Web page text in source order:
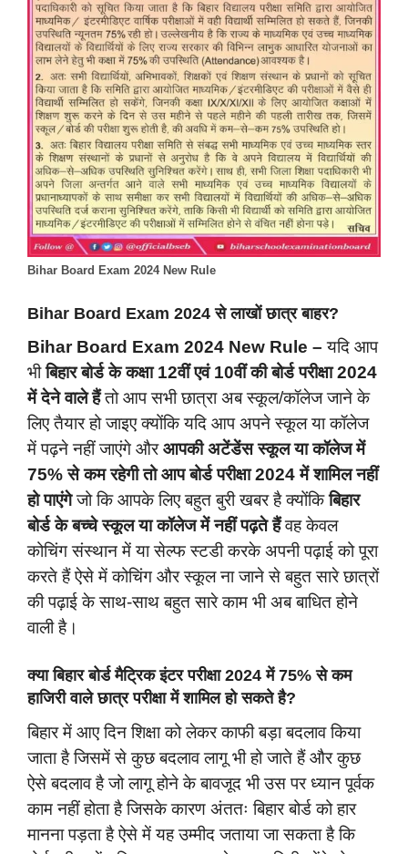
Bihar Board Exam 2024 New Rule
Bihar Board Exam 2024 से लाखों छात्र बाहर?
Bihar Board Exam 2024 New Rule – यदि आप
भीबिहार बोर्ड के कक्षा 12वीं एवं 10वीं की बोर्ड परीक्षा 2024
में देने वाले हैंतो आप सभी छात्रा अब स्कूल/कॉलेज जाने के
लिए तैयार हो जाइए क्योंकि यदि आप अपने स्कूल या कॉलेज
में पढ़ने नहीं जाएंगे औरआपकी अटेंडेंस स्कूल या कॉलेज में
75% से कम रहेगी तो आप बोर्ड परीक्षा 2024 में शामिल नहीं
हो पाएंगेजो कि आपके लिए बहुत बुरी खबर है क्योंकिबिहार
बोर्ड के बच्चे स्कूल या कॉलेज में नहीं पढ़ते हैंवह केवल
कोचिंग संस्थान में या सेल्फ स्टडी करके अपनी पढ़ाई को पूरा
करते हैं ऐसे में कोचिंग और स्कूल ना जाने से बहुत सारे छात्रों
की पढ़ाई के साथ-साथ बहुत सारे काम भी अब बाधित होने
वाली है।
क्या बिहार बोर्ड मैट्रिक इंटर परीक्षा 2024 में 75% से कम
हाजिरी वाले छात्र परीक्षा में शामिल हो सकते है?
बिहार में आए दिन शिक्षा को लेकर काफी बड़ा बदलाव किया
जाता है जिसमें से कुछ बदलाव लागू भी हो जाते हैं और कुछ
ऐसे बदलाव है जो लागू होने के बावजूद भी उस पर ध्यान पूर्वक
काम नहीं होता है जिसके कारण अंततः बिहार बोर्ड को हार
मानना पड़ता है ऐसे में यह उम्मीद जताया जा सकता है कि